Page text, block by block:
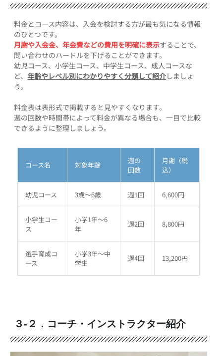
料金とコース内容は、入会を検討する方が最も気になる情報
のひとつです。
月謝や入会金、年会費などの費用を明確に表示することで、
問い合わせのハードルを下げることができます。
幼児コース、小学生コース、中学生コース、成人コースな
ど、 年齢やレベル別にわかりやすく分類して紹介しましょ
う。
料金表は表形式で掲載すると見やすくなります。
週の回数や時間帯によって料金が異なる場合も、一目で比較
できるように整理しましょう。
コース名 対象年齢
週の
回数
月謝（税
込）
幼児コース 3歳～6歳 週1回 6,600円
小学生コー
ス
小学1年～6
年
週2回 8,800円
選手育成コ
ース
小学3年～中
学生
週4回 13,200円
３-２．コーチ・インストラクター紹介